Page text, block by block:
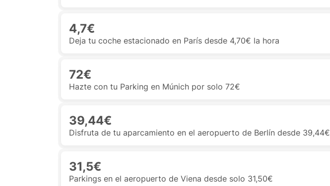
4,7€
Deja tu coche estacionado en París desde 4,70€ la hora
72€
Hazte con tu Parking en Múnich por solo 72€
39,44€
Disfruta de tu aparcamiento en el aeropuerto de Berlín desde 39,44€
31,5€
Parkings en el aeropuerto de Viena desde solo 31,50€